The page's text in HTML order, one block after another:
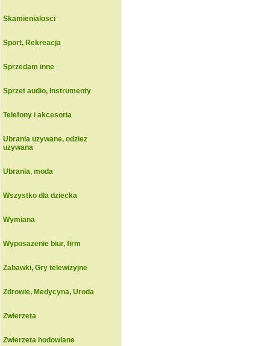
Skamienialosci
Sport, Rekreacja
Sprzedam inne
Sprzet audio, Instrumenty
Telefony i akcesoria
Ubrania uzywane, odziez
uzywana
Ubrania, moda
Wszystko dla dziecka
Wymiana
Wyposazenie biur, firm
Zabawki, Gry telewizyjne
Zdrowie, Medycyna, Uroda
Zwierzeta
Zwierzeta hodowlane